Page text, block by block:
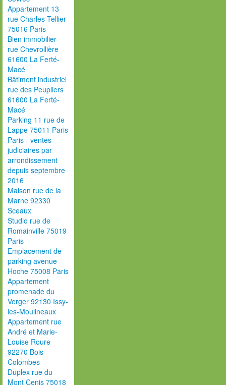
Appartement 13
rue Charles Tellier
75016 Paris
Bien immobilier
rue Chevrollière
61600 La Ferté-
Macé
Bâtiment industriel
rue des Peupliers
61600 La Ferté-
Macé
Parking 11 rue de
Lappe 75011 Paris
Paris - ventes
judiciaires par
arrondissement
depuis septembre
2016
Maison rue de la
Marne 92330
Sceaux
Studio rue de
Romainville 75019
Paris
Emplacement de
parking avenue
Hoche 75008 Paris
Appartement
promenade du
Verger 92130 Issy-
les-Moulineaux
Appartement rue
André et Marie-
Louise Roure
92270 Bois-
Colombes
Duplex rue du
Mont Cenis 75018